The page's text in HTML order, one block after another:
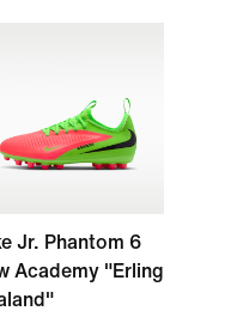
Jr. Phantom 6
Academy "Erling